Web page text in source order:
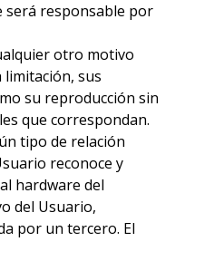
será responsable por
otro motivo
sus
su reproducción sin
que correspondan.
tipo de relación
reconoce y
hardware del
del Usuario,
por un tercero. El